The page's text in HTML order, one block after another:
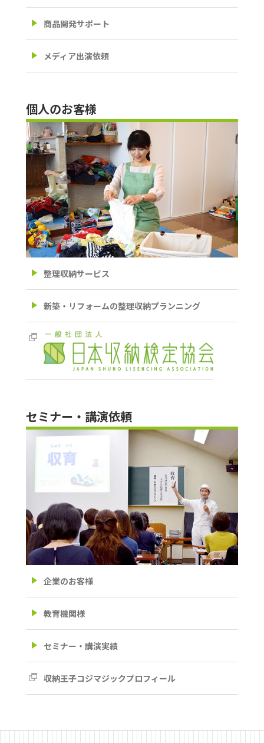
商品開発サポート
メディア出演依頼
個人のお客様
整理収納サービス
新築・リフォームの整理収納プランニング
セミナー・講演依頼
企業のお客様
教育機関様
セミナー・講演実績
収納王子コジマジックプロフィール